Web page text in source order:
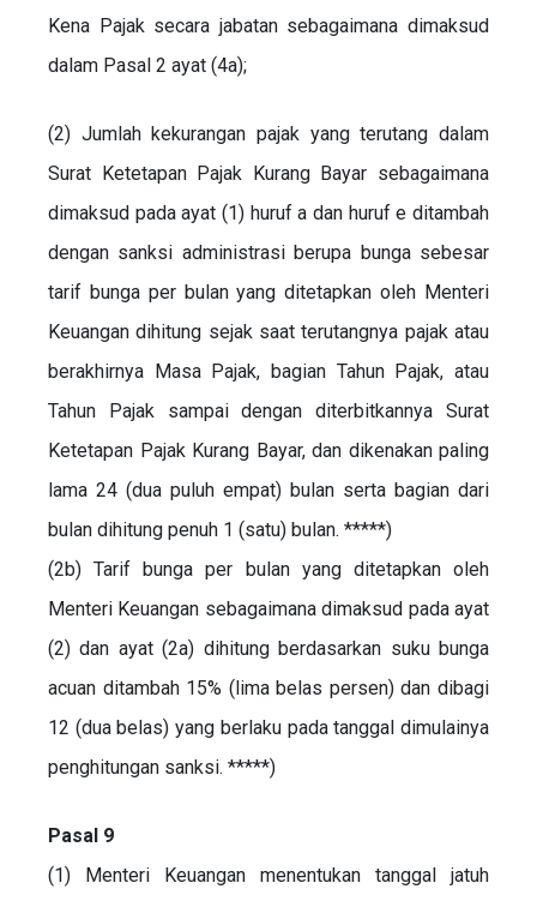
Kena Pajak secara jabatan sebagaimana dimaksud
dalam Pasal 2 ayat (4a);
(2) Jumlah kekurangan pajak yang terutang dalam
Surat Ketetapan Pajak Kurang Bayar sebagaimana
dimaksud pada ayat (1) huruf a dan huruf e ditambah
dengan sanksi administrasi berupa bunga sebesar
tarif bunga per bulan yang ditetapkan oleh Menteri
Keuangan dihitung sejak saat terutangnya pajak atau
berakhirnya Masa Pajak, bagian Tahun Pajak, atau
Tahun Pajak sampai dengan diterbitkannya Surat
Ketetapan Pajak Kurang Bayar, dan dikenakan paling
lama 24 (dua puluh empat) bulan serta bagian dari
bulan dihitung penuh 1 (satu) bulan. *****)
(2b) Tarif bunga per bulan yang ditetapkan oleh
Menteri Keuangan sebagaimana dimaksud pada ayat
(2) dan ayat (2a) dihitung berdasarkan suku bunga
acuan ditambah 15% (lima belas persen) dan dibagi
12 (dua belas) yang berlaku pada tanggal dimulainya
penghitungan sanksi. *****)
Pasal 9
(1) Menteri Keuangan menentukan tanggal jatuh